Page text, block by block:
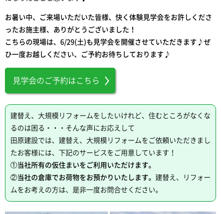
お暑い中、ご来場いただいた皆様、快く体験見学会をお許しくださ
ったお施主様、ありがとうございました！
こちらの現場は、6/29(土)も見学会を開催させていただきます♪ぜ
ひ一度お越しください、ご予約お待ちしております♪
見学会のご予約はこちら
建替え、大規模リフォームをしたいけれど、住むところがなくな
るのは困る・・・そんな声にお応えして
田原建設では、建替え、大規模リフォームをご依頼いただきまし
たお客様には、下記のサービスをご用意しています！
①当社所有の仮住まいをご利用いただけます。
②当社の倉庫でお荷物をお預かりいたします。 建替え、リフォー
ムをお考えの方は、是非一度お問合せください。